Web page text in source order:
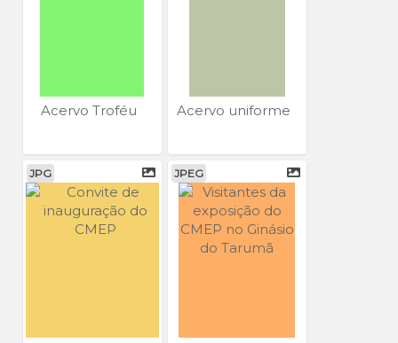
Acervo Troféu Acervo uniforme
JPG JPEG